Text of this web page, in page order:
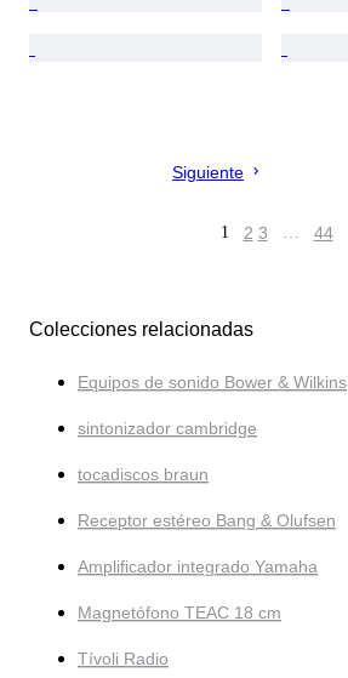
Siguiente
1 2 3 … 44
Colecciones relacionadas
Equipos de sonido Bower & Wilkins
sintonizador cambridge
tocadiscos braun
Receptor estéreo Bang & Olufsen
Amplificador integrado Yamaha
Magnetófono TEAC 18 cm
Tívoli Radio